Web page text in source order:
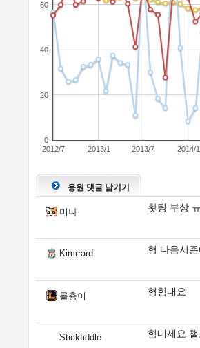
2012/7 2013/1 2013/7 2014/1
0
20
40
60
응원 댓글 남기기
미나 홧팅 부상
Kimrrard 형 다음시
롤츙이 형힘내요
Stickfiddle 힘내세요